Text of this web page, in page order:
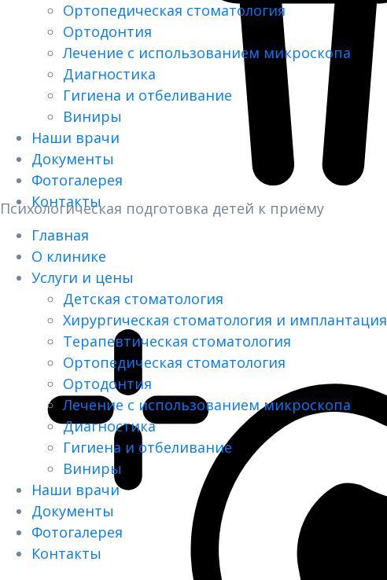
Ортопедическая стоматология
Ортодонтия
Лечение с использованием микроскопа
Диагностика
Гигиена и отбеливание
Виниры
Наши врачи
Документы
Фотогалерея
Контакты
Главная
О клинике
Услуги и цены
Детская стоматология
Хирургическая стоматология и имплантация
Терапевтическая стоматология
Ортопедическая стоматология
Ортодонтия
Лечение с использованием микроскопа
Диагностика
Гигиена и отбеливание
Виниры
Наши врачи
Документы
Фотогалерея
Контакты
Психологическая подготовка детей к приёму